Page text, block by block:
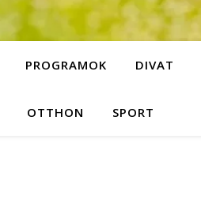
PROGRAMOK DIVAT
OTTHON SPORT